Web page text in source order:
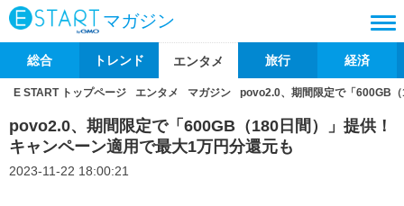
マガジン
総合 トレンド エンタメ 旅行 経済
E START トップページ エンタメ マガジン povo2.0、期間限定で「600GB
povo2.0、期間限定で「600GB（180日間）」提供！
キャンペーン適用で最大1万円分還元も
2023-11-22 18:00:21